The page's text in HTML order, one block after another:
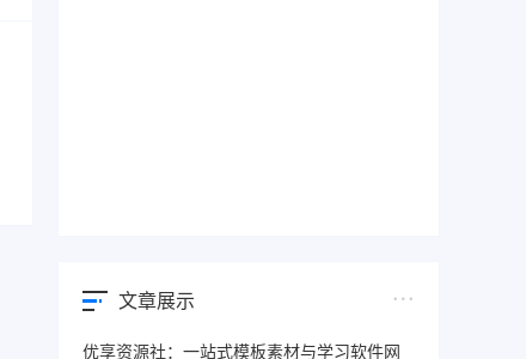
文章展示
优享资源社：一站式模板素材与学习软件网